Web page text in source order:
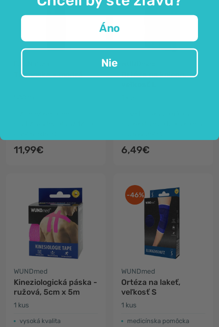
Termoska – modrá
11,99€
Ortéza na koleno,
6,49€
WUNDmed
Kineziologická páska -
ružová, 5cm x 5m
1 kus
vysoká kvalita
-46%
WUNDmed
Ortéza na lakeť,
veľkosť S
1 kus
medicínska pomôcka
Áno
Nie